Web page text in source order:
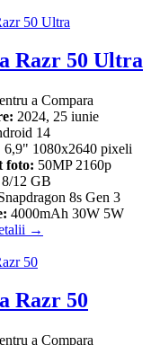
Razr 50 Ultra
a Compara
2024, 25 iunie
14
6,9" 1080x2640 pixeli
foto: 50MP 2160p
8/12 GB
8s Gen 3
4000mAh 30W 5W
→
Razr 50
a Compara